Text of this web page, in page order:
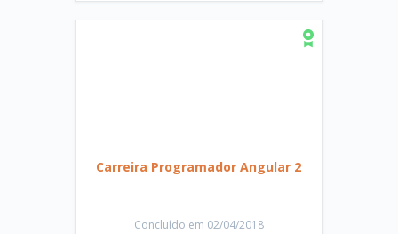
Concluído em 02/04/2018